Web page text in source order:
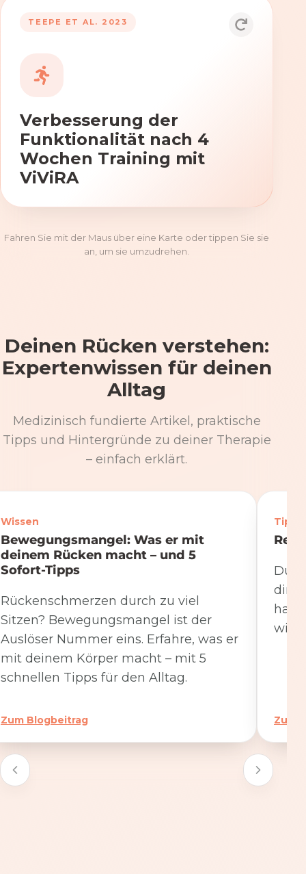
TEEPE ET AL. 2023
Verbesserung der
Funktionalität nach 4
Wochen Training mit
ViViRA
Durch die Anwendung von ViViRA
Beweglichkeit und Koordination nach
Fahren Sie mit der Maus über eine Karte oder tippen Sie sie
an, um sie umzudrehen.
Deinen Rücken verstehen:
Expertenwissen für deinen
Alltag
Medizinisch fundierte Artikel, praktische
Tipps und Hintergründe zu deiner Therapie
– einfach erklärt.
Wissen
Bewegungsmangel: Was er mit
deinem Rücken macht – und 5
Sofort-Tipps
Rückenschmerzen durch zu viel
Sitzen? Bewegungsmangel ist der
Auslöser Nummer eins. Erfahre, was er
mit deinem Körper macht – mit 5
schnellen Tipps für den Alltag.
Zum Blogbeitrag
Tipps
Du
hat.
Zum